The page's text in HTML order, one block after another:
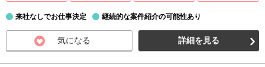
来社なしでお仕事決定 継続的な案件紹介の可能性あり
気になる 詳細を見る